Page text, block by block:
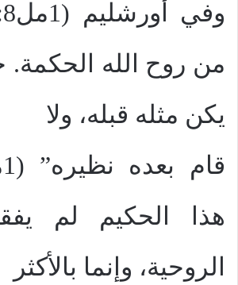
من روح الله الحكمة.
يكن مثله قبله، ولا
هذا الحكيم لم
الروحية، وإنما بالأكثر